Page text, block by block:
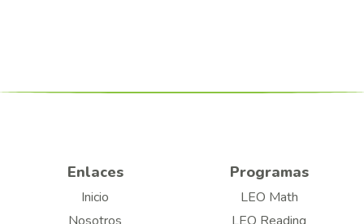
Enlaces
Inicio
Programas
LEO Math